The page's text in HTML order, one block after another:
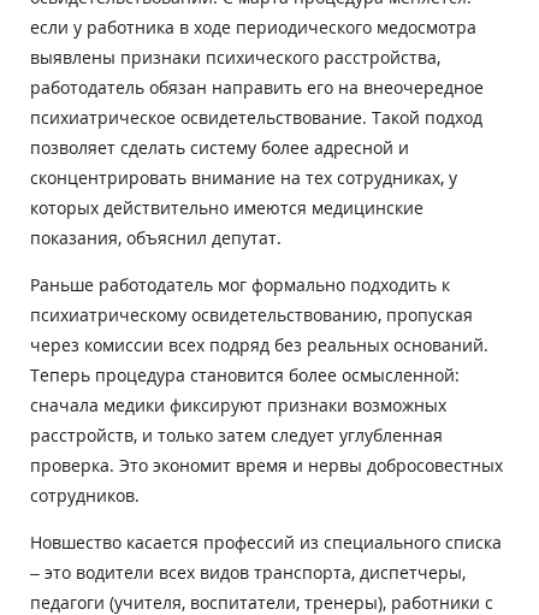
если у работника в ходе периодического медосмотра
выявлены признаки психического расстройства,
работодатель обязан направить его на внеочередное
психиатрическое освидетельствование. Такой подход
позволяет сделать систему более адресной и
сконцентрировать внимание на тех сотрудниках, у
которых действительно имеются медицинские
показания, объяснил депутат.
Раньше работодатель мог формально подходить к
психиатрическому освидетельствованию, пропуская
через комиссии всех подряд без реальных оснований.
Теперь процедура становится более осмысленной:
сначала медики фиксируют признаки возможных
расстройств, и только затем следует углубленная
проверка. Это экономит время и нервы добросовестных
сотрудников.
Новшество касается профессий из специального списка
– это водители всех видов транспорта, диспетчеры,
педагоги (учителя, воспитатели, тренеры), работники с